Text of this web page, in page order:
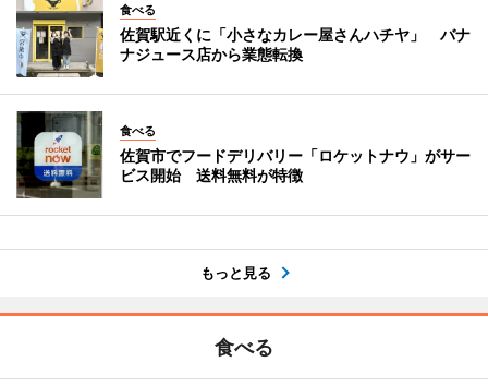
食べる
佐賀駅近くに「小さなカレー屋さんハチヤ」 バナ
ナジュース店から業態転換
食べる
佐賀市でフードデリバリー「ロケットナウ」がサー
ビス開始 送料無料が特徴
もっと見る
食べる